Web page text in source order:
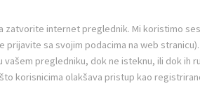
zatvorite internet preglednik. Mi koristimo
sa svojim podacima na web stranicu).
pregledniku, dok ne isteknu, ili dok ih
korisnicima olakšava pristup kao